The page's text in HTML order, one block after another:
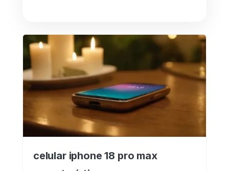
celular iphone 18 pro max